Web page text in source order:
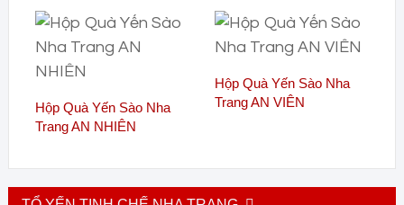
Hộp Quà Yến Sào Nha
Trang AN NHIÊN
Hộp Quà Yến Sào Nha
Trang AN VIÊN